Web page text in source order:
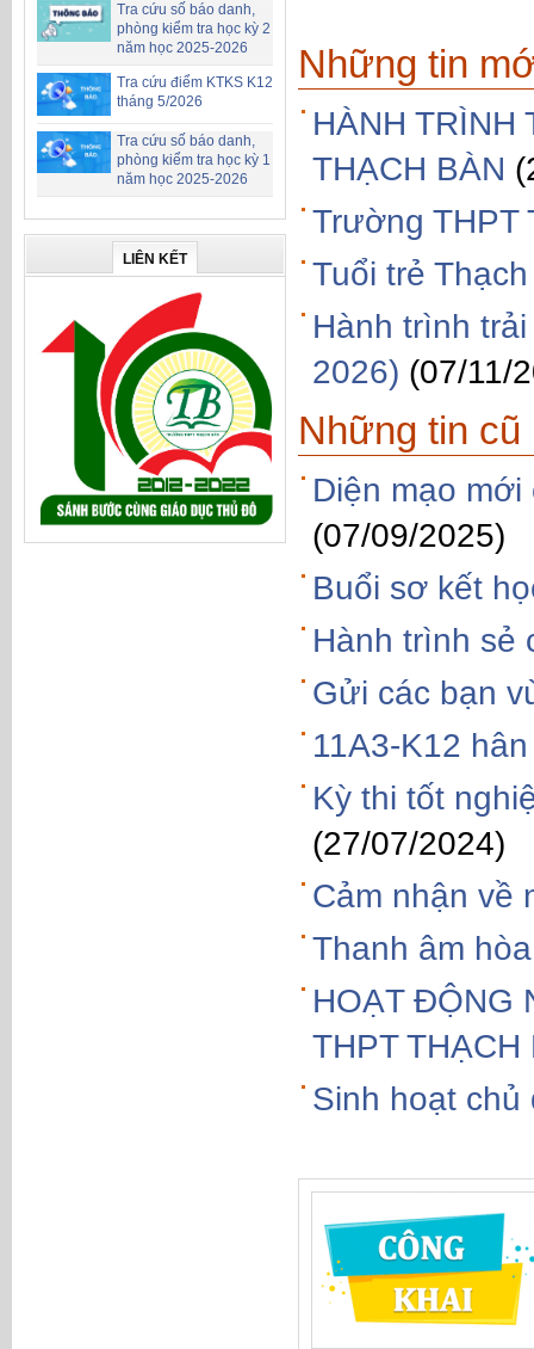
Tra cứu số báo danh,
phòng kiểm tra học kỳ 2
năm học 2025-2026
Tra cứu điểm KTKS K12
tháng 5/2026
Tra cứu số báo danh,
phòng kiểm tra học kỳ 1
năm học 2025-2026
LIÊN KẾT
Những tin
HÀNH
THẠCH BÀN
Trường THPT
Tuổi trẻ
Hành trình
2026) (07/11/
Những tin cũ
Diện mạo
(07/09/2025)
Buổi sơ kết
Hành trình sẻ
Gửi các bạn
11A3-K12
Kỳ thi tốt
(27/07/2024)
Cảm nhận về
Thanh âm
HOẠT ĐỘNG
THPT THẠCH
Sinh hoạt